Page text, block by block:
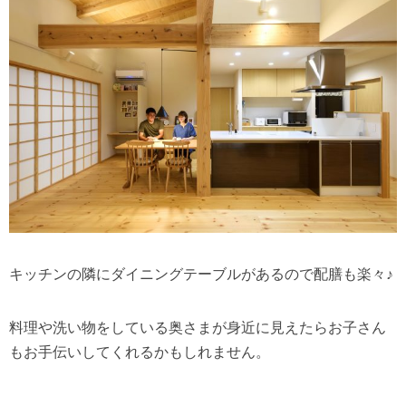
キッチンの隣にダイニングテーブルがあるので配膳も楽々♪
料理や洗い物をしている奥さまが身近に見えたらお子さん
もお手伝いしてくれるかもしれません。